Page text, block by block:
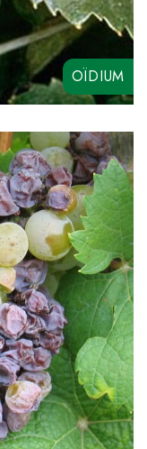
OÏDIUM